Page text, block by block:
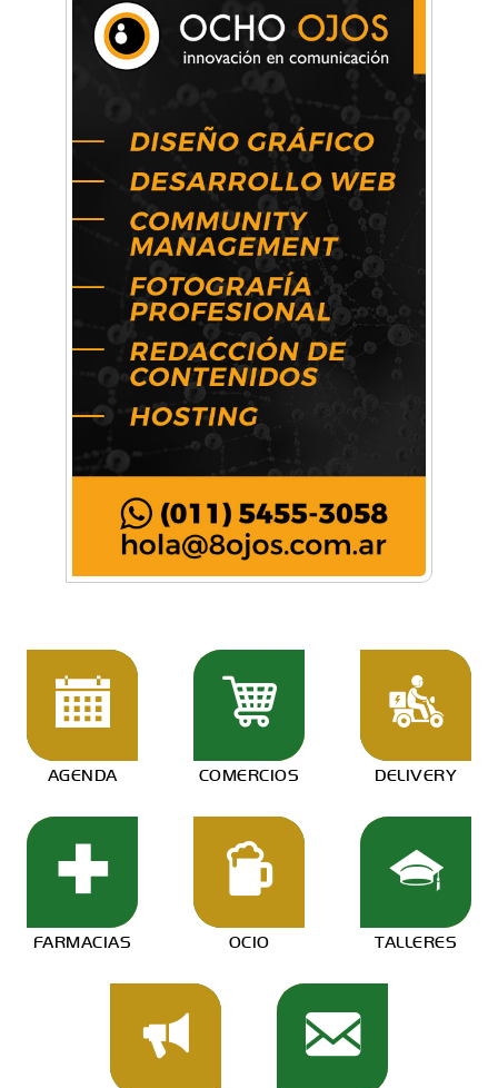
Docentes y directivos se capacitaron sobre
inteligencia artificial para aplicar en las aulas
AGENDA COMERCIOS DELIVERY
FARMACIAS OCIO TALLERES